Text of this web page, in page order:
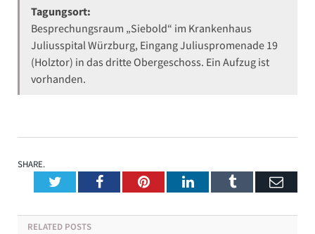
Tagungsort:
Besprechungsraum „Siebold“ im Krankenhaus
Juliusspital Würzburg, Eingang Juliuspromenade 19
(Holztor) in das dritte Obergeschoss. Ein Aufzug ist
vorhanden.
SHARE.
TwitterFacebookPinterestLinkedInTumblr
RELATED POSTS